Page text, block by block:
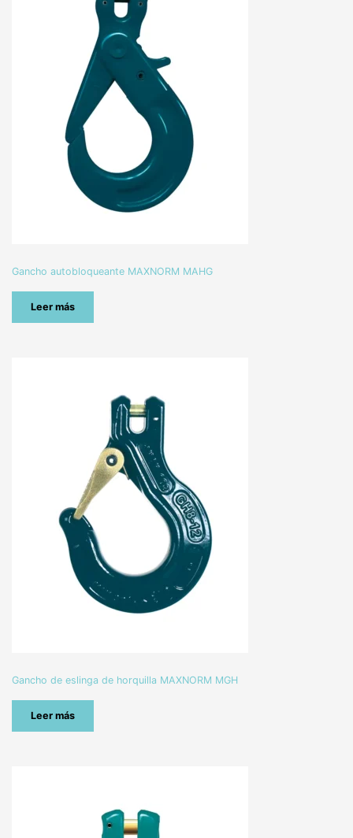
Gancho autobloqueante MAXNORM MAHG
Leer más
Gancho de eslinga de horquilla MAXNORM MGH
Leer más